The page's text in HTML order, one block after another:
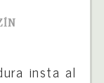
insta al